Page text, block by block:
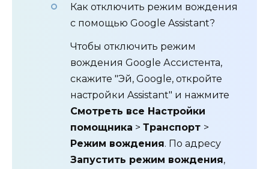
Как отключить режим вождения
с помощью Google Assistant?
Чтобы отключить режим
вождения Google Ассистента,
скажите "Эй, Google, откройте
настройки Assistant" и нажмите
Смотреть все Настройки
помощника > Транспорт >
Режим вождения. По адресу
Запустить режим вождения,